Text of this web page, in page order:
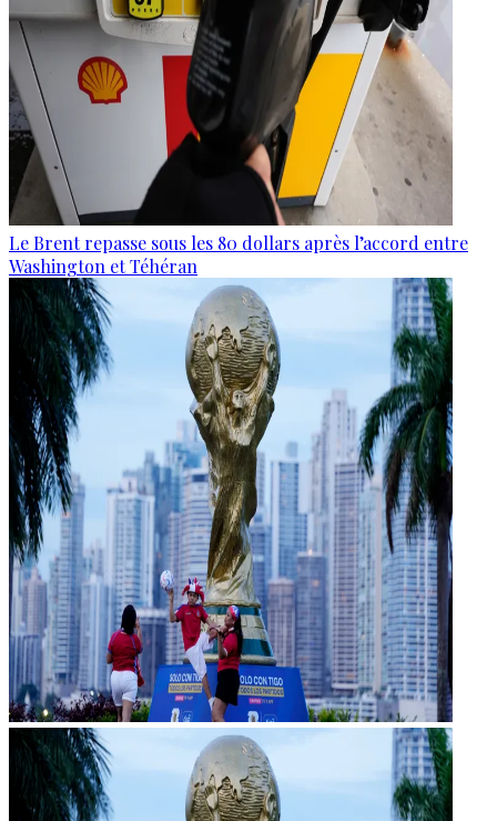
Le Brent repasse sous les 80 dollars après l’accord entre
Washington et Téhéran